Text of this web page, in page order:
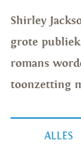
Shirley
grote
romans
toonzetting
ALLES